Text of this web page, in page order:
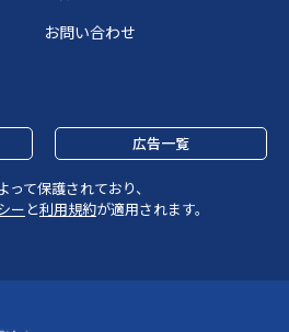
お問い合わせ
広告一覧
て保護されており、
ー と利用規約が適用されます。